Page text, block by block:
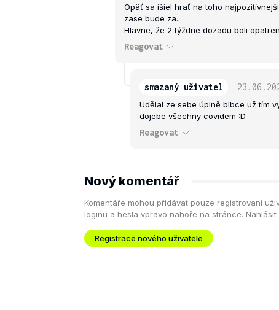
Opäť sa išiel hrať na toho
zase bude za...
Hlavne, že 2 týždne dozadu boli
Reagovat
smazaný uživatel
Udělal ze sebe úplně blbce už tím
dojebe všechny covidem :D
Reagovat
Nový komentář
Komentáře mohou přidávat pouze registrovaní
loginu a hesla vpravo nahoře na stránce.
Registrace nového uživatele